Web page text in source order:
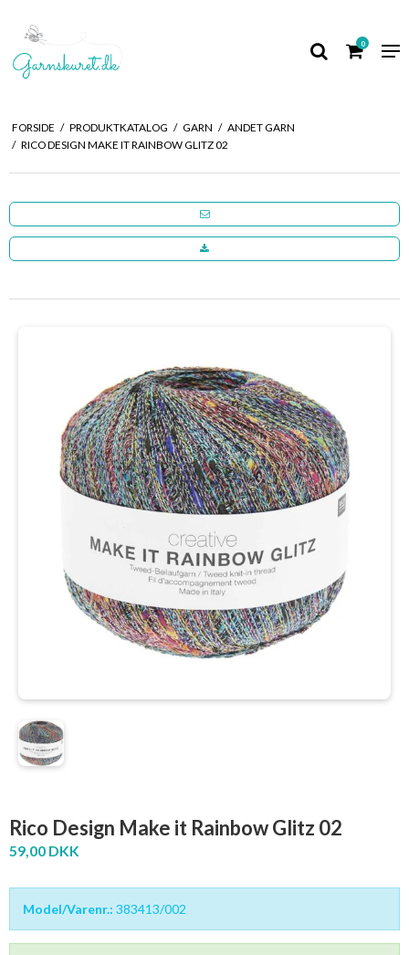
0
FORSIDE / PRODUKTKATALOG / GARN / ANDET GARN
/ RICO DESIGN MAKE IT RAINBOW GLITZ 02
Rico Design Make it Rainbow Glitz 02
59,00 DKK
Model/Varenr.: 383413/002